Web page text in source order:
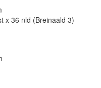
x 36 nld (Breinaald 3)